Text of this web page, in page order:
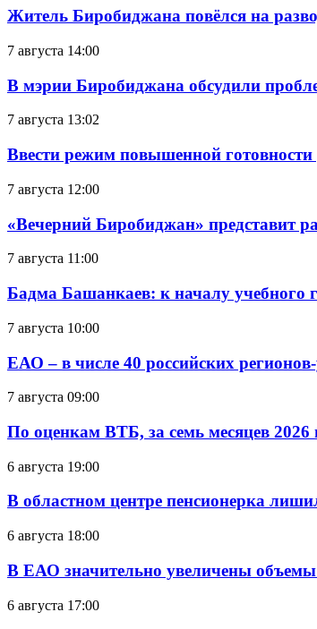
Житель Биробиджана повёлся на
7 августа 14:00
В мэрии Биробиджана обсудили
7 августа 13:02
Ввести режим повышенной
7 августа 12:00
«Вечерний Биробиджан» представит
7 августа 11:00
Бадма Башанкаев: к началу учебного
7 августа 10:00
ЕАО – в числе 40 российских
7 августа 09:00
По оценкам ВТБ, за семь месяцев
6 августа 19:00
В областном центре пенсионерка
6 августа 18:00
В ЕАО значительно увеличены
6 августа 17:00